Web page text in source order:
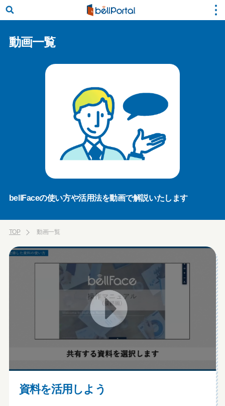
動画一覧
bellFaceの使い方や活用法を動画で解説いたします
TOP 動画一覧
資料を活用しよう